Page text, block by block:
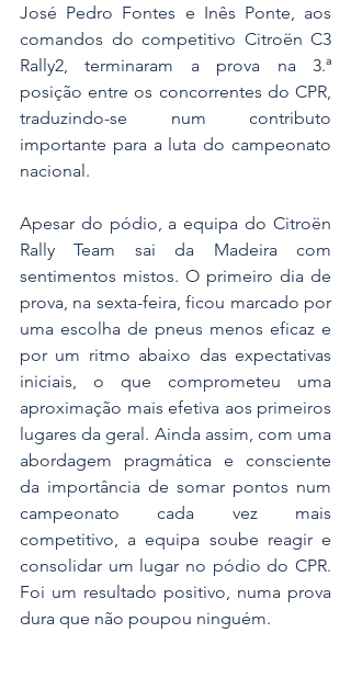
José Pedro Fontes e Inês Ponte, aos
comandos do competitivo Citroën C3
Rally2, terminaram a prova na 3.ª
posição entre os concorrentes do CPR,
traduzindo-se num contributo
importante para a luta do campeonato
nacional.
Apesar do pódio, a equipa do Citroën
Rally Team sai da Madeira com
sentimentos mistos. O primeiro dia de
prova, na sexta-feira, ficou marcado por
uma escolha de pneus menos eficaz e
por um ritmo abaixo das expectativas
iniciais, o que comprometeu uma
aproximação mais efetiva aos primeiros
lugares da geral. Ainda assim, com uma
abordagem pragmática e consciente
da importância de somar pontos num
campeonato cada vez mais
competitivo, a equipa soube reagir e
consolidar um lugar no pódio do CPR.
Foi um resultado positivo, numa prova
dura que não poupou ninguém.